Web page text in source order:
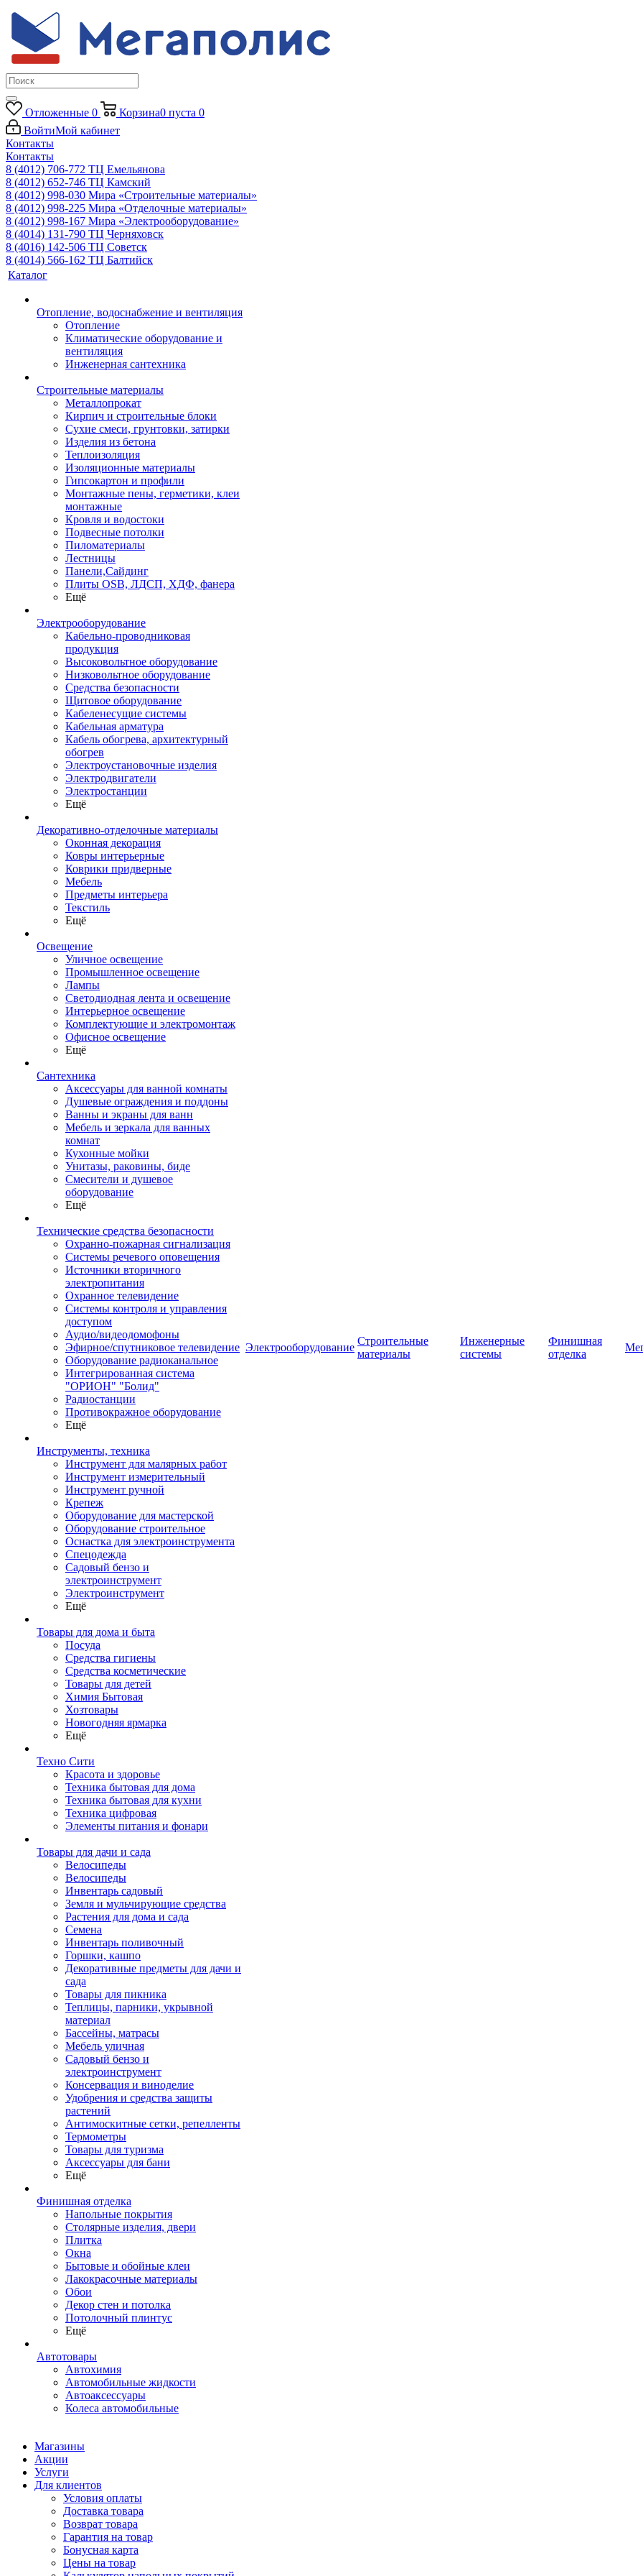
Отложенные 0 Корзина0 пуста 0
ВойтиМой кабинет
Контакты
Контакты
8 (4012) 706-772 ТЦ Емельянова
8 (4012) 652-746 ТЦ Камский
8 (4012) 998-030 Мира «Строительные материалы»
8 (4012) 998-225 Мира «Отделочные материалы»
8 (4012) 998-167 Мира «Электрооборудование»
8 (4014) 131-790 ТЦ Черняховск
8 (4016) 142-506 ТЦ Советск
8 (4014) 566-162 ТЦ Балтийск
Каталог
Отопление, водоснабжение и вентиляция
Отопление
Климатические оборудование и
вентиляция
Инженерная сантехника
Строительные материалы
Металлопрокат
Кирпич и строительные блоки
Сухие смеси, грунтовки, затирки
Изделия из бетона
Теплоизоляция
Изоляционные материалы
Гипсокартон и профили
Монтажные пены, герметики, клеи
монтажные
Кровля и водостоки
Подвесные потолки
Пиломатериалы
Лестницы
Панели,Сайдинг
Плиты OSB, ЛДСП, ХДФ, фанера
Ещё
Электрооборудование
Кабельно-проводниковая
продукция
Высоковольтное оборудование
Низковольтное оборудование
Средства безопасности
Щитовое оборудование
Кабеленесущие системы
Кабельная арматура
Кабель обогрева, архитектурный
обогрев
Электроустановочные изделия
Электродвигатели
Электростанции
Ещё
Декоративно-отделочные материалы
Оконная декорация
Ковры интерьерные
Коврики придверные
Мебель
Предметы интерьера
Текстиль
Ещё
Освещение
Уличное освещение
Промышленное освещение
Лампы
Светодиодная лента и освещение
Интерьерное освещение
Комплектующие и электромонтаж
Офисное освещение
Ещё
Сантехника
Аксессуары для ванной комнаты
Душевые ограждения и поддоны
Ванны и экраны для ванн
Мебель и зеркала для ванных
комнат
Кухонные мойки
Унитазы, раковины, биде
Смесители и душевое
оборудование
Ещё
Технические средства безопасности
Охранно-пожарная сигнализация
Системы речевого оповещения
Источники вторичного
электропитания
Охранное телевидение
Системы контроля и управления
доступом
Аудио/видеодомофоны
Эфирное/спутниковое телевидение
Оборудование радиоканальное
Интегрированная система
"ОРИОН" "Болид"
Радиостанции
Противокражное оборудование
Ещё
Инструменты, техника
Инструмент для малярных работ
Инструмент измерительный
Инструмент ручной
Крепеж
Оборудование для мастерской
Оборудование строительное
Оснастка для электроинструмента
Спецодежда
Садовый бензо и
электроинструмент
Электроинструмент
Ещё
Товары для дома и быта
Посуда
Средства гигиены
Средства косметические
Товары для детей
Химия Бытовая
Хозтовары
Новогодняя ярмарка
Ещё
Техно Сити
Красота и здоровье
Техника бытовая для дома
Техника бытовая для кухни
Техника цифровая
Элементы питания и фонари
Товары для дачи и сада
Велосипеды
Велосипеды
Инвентарь садовый
Земля и мульчирующие средства
Растения для дома и сада
Семена
Инвентарь поливочный
Горшки, кашпо
Декоративные предметы для дачи и
сада
Товары для пикника
Теплицы, парники, укрывной
материал
Бассейны, матрасы
Мебель уличная
Садовый бензо и
электроинструмент
Консервация и виноделие
Удобрения и средства защиты
растений
Антимоскитные сетки, репелленты
Термометры
Товары для туризма
Аксессуары для бани
Ещё
Финишная отделка
Напольные покрытия
Столярные изделия, двери
Плитка
Окна
Бытовые и обойные клеи
Лакокрасочные материалы
Обои
Декор стен и потолка
Потолочный плинтус
Ещё
Автотовары
Автохимия
Автомобильные жидкости
Автоаксессуары
Колеса автомобильные
Электрооборудование
Строительные
материалы
Инженерные
системы
Финишная
отделка
Магазины
Акции
Услуги
Для клиентов
Условия оплаты
Доставка товара
Возврат товара
Гарантия на товар
Бонусная карта
Цены на товар